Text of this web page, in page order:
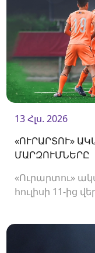
13 Հլս. 2026
«ՈՒՐԱՐՏՈՒ»
ՄԱՐԶՈՒՄՆԵՐԸ
«Ուրարտու»
հուլիսի 11-ից